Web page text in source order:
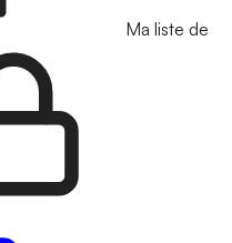
Ma liste de